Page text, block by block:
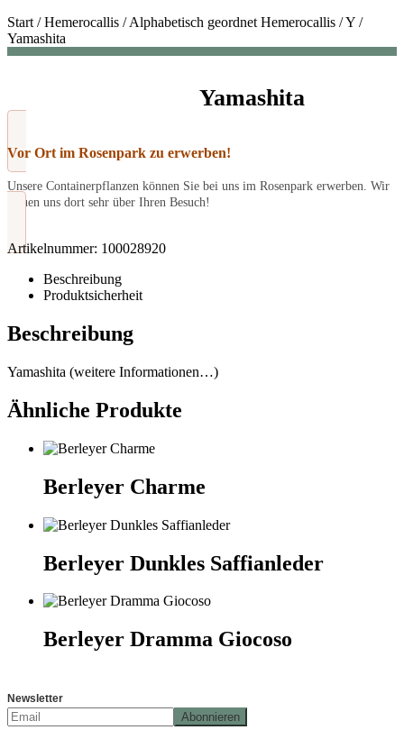
Start /Hemerocallis /Alphabetisch geordnet Hemerocallis /Y /
Yamashita
Yamashita
Vor Ort im Rosenpark zu erwerben!
Unsere Containerpflanzen können Sie bei uns im Rosenpark erwerben. Wir
freuen uns dort sehr über Ihren Besuch!
Artikelnummer: 100028920
Beschreibung
Produktsicherheit
Beschreibung
Yamashita (weitere Informationen…)
Ähnliche Produkte
Berleyer Charme
Berleyer Dunkles Saffianleder
Berleyer Dramma Giocoso
Newsletter